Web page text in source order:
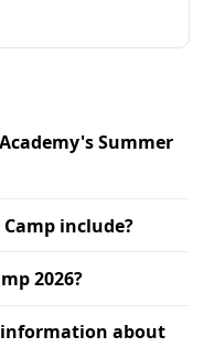
Summer
include?
2026?
information about